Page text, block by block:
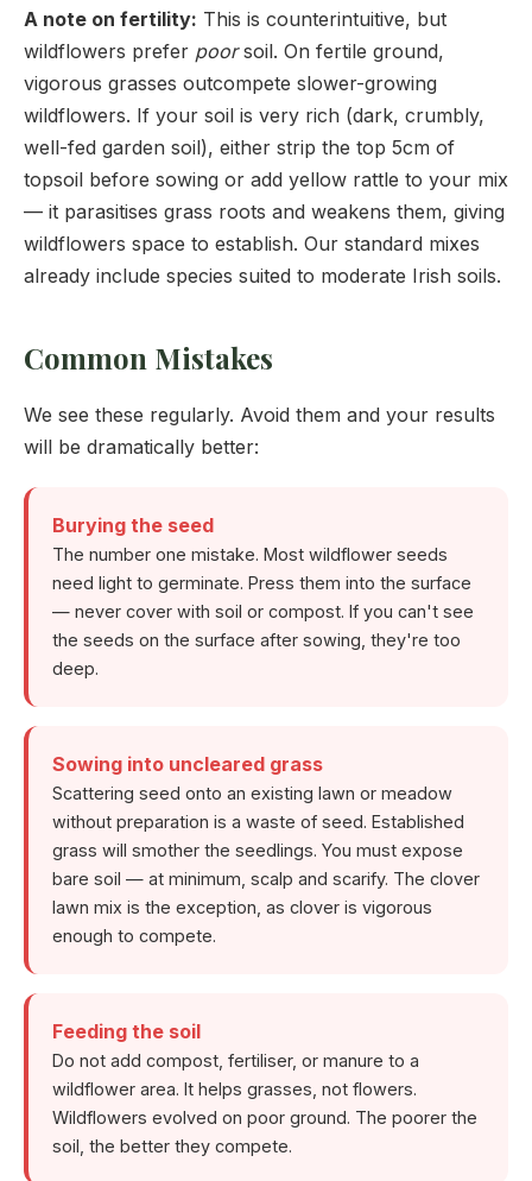
A note on fertility: This is counterintuitive, but
wildflowers prefer poorsoil. On fertile ground,
vigorous grasses outcompete slower-growing
wildflowers. If your soil is very rich (dark, crumbly,
well-fed garden soil), either strip the top 5cm of
topsoil before sowing or add yellow rattle to your mix
— it parasitises grass roots and weakens them, giving
wildflowers space to establish. Our standard mixes
already include species suited to moderate Irish soils.
Common Mistakes
We see these regularly. Avoid them and your results
will be dramatically better:
Burying the seed
The number one mistake. Most wildflower seeds
need light to germinate. Press them into the surface
— never cover with soil or compost. If you can't see
the seeds on the surface after sowing, they're too
deep.
Sowing into uncleared grass
Scattering seed onto an existing lawn or meadow
without preparation is a waste of seed. Established
grass will smother the seedlings. You must expose
bare soil — at minimum, scalp and scarify. The clover
lawn mix is the exception, as clover is vigorous
enough to compete.
Feeding the soil
Do not add compost, fertiliser, or manure to a
wildflower area. It helps grasses, not flowers.
Wildflowers evolved on poor ground. The poorer the
soil, the better they compete.